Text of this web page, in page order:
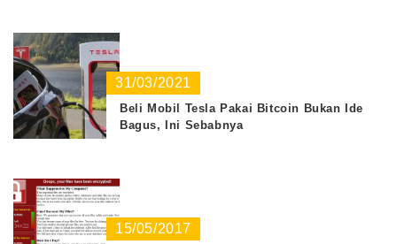
31/03/2021
Beli Mobil Tesla Pakai Bitcoin Bukan Ide
Bagus, Ini Sebabnya
15/05/2017